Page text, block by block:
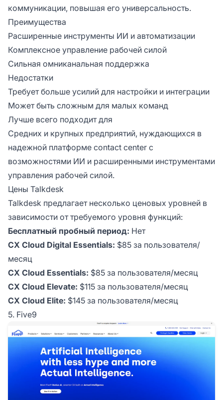
коммуникации, повышая его универсальность.
Преимущества
Расширенные инструменты ИИ и автоматизации
Комплексное управление рабочей силой
Сильная омниканальная поддержка
Недостатки
Требует больше усилий для настройки и интеграции
Может быть сложным для малых команд
Лучше всего подходит для
Средних и крупных предприятий, нуждающихся в
надежной платформе contact center с
возможностями ИИ и расширенными инструментами
управления рабочей силой.
Цены Talkdesk
Talkdesk предлагает несколько ценовых уровней в
зависимости от требуемого уровня функций:
Бесплатный пробный период: Нет
CX Cloud Digital Essentials: $85 за пользователя/
месяц
CX Cloud Essentials: $85 за пользователя/месяц
CX Cloud Elevate: $115 за пользователя/месяц
CX Cloud Elite: $145 за пользователя/месяц
5. Five9